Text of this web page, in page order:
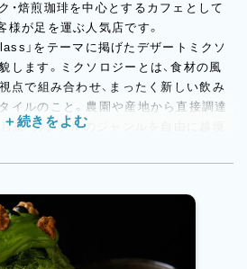
・焙煎珈琲を中心とするカフェとして
様が足を運ぶ人気店です。
」をテーマに掲げたデザートミクソ
します。ミクソロジーとは、食材の風
点で組み合わせ、まったく新しい飲み
イルのこと。農園や産地から直接調達
お茶・カクテルのジャンルを自由に越境
ます。
新鮮な驚きを与えます。外国人のお客
バルな環境の中で、スタッフ一人ひと
する人」として活躍しています。